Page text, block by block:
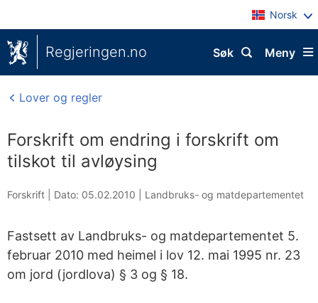
Norsk
Regjeringen.no Meny
Søk
Lover og regler
Forskrift om endring i forskrift om
tilskot til avløysing
Forskrift | Dato: 05.02.2010 Landbruks- og matdepartementet
Fastsett av Landbruks- og matdepartementet 5.
februar 2010 med heimel i lov 12. mai 1995 nr. 23
om jord (jordlova) § 3 og § 18.